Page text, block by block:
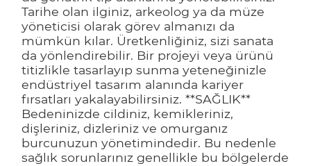
Tarihe olan ilginiz, arkeolog ya da müze
yöneticisi olarak görev almanızı da
mümkün kılar. Üretkenliğiniz, sizi sanata
da yönlendirebilir. Bir projeyi veya ürünü
titizlikle tasarlayıp sunma yeteneğinizle
endüstriyel tasarım alanında kariyer
fırsatları yakalayabilirsiniz. **SAĞLIK**
Bedeninizde cildiniz, kemikleriniz,
dişleriniz, dizleriniz ve omurganız
burcunuzun yönetimindedir. Bu nedenle
sağlık sorunlarınız genellikle bu bölgelerde